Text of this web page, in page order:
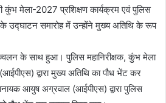
मेला-2027 प्रशिक्षण कार्यक्रम एवं पुलिस
उद्घाटन समारोह में उन्होंने मुख्य अतिथि के रूप
के साथ हुआ। पुलिस महानिरीक्षक, कुंभ मेला
(आईपीएस) द्वारा मुख्य अतिथि का पौध भेंट कर
आयुष अग्रवाल (आईपीएस) द्वारा पुलिस